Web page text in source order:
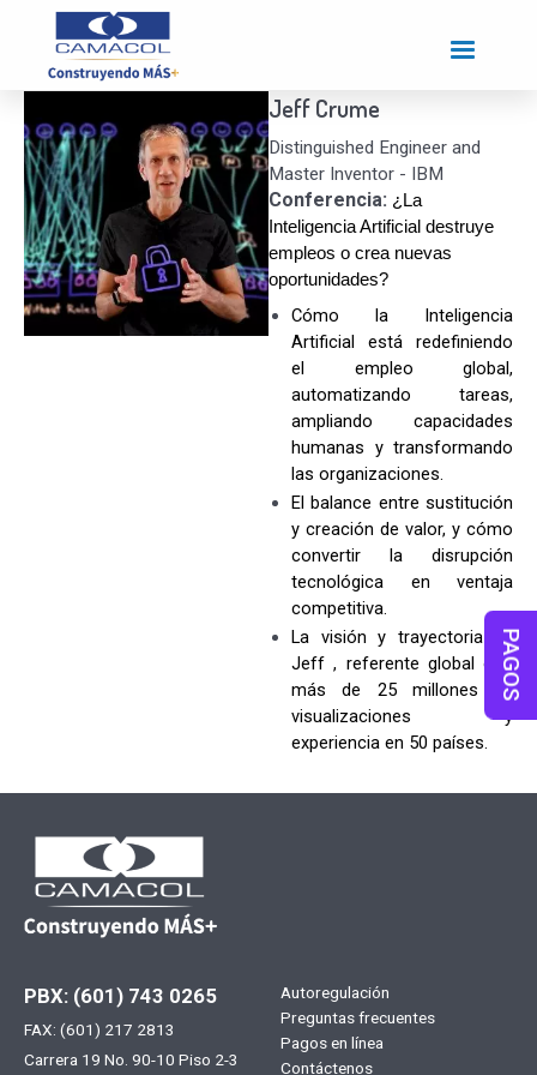
contenido
principal
Jeff Crume
Distinguished Engineer and
Master Inventor - IBM
Conferencia: ¿La
Inteligencia Artificial destruye
empleos o crea nuevas
oportunidades?
Cómo la Inteligencia
Artificial está redefiniendo
el empleo global,
automatizando tareas,
ampliando capacidades
humanas y transformando
las organizaciones.
El balance entre sustitución
y creación de valor, y cómo
convertir la disrupción
tecnológica en ventaja
competitiva.
La visión y trayectoria de
Jeff , referente global con
más de 25 millones de
visualizaciones y
experiencia en 50 países.
PAGOS
PBX: (601) 743 0265
FAX: (601) 217 2813
Carrera 19 No. 90-10 Piso 2-3
Menú
footer
Autoregulación
Preguntas frecuentes
Pagos en línea
Contáctenos